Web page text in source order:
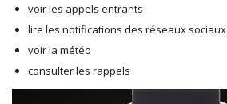
voir les appels entrants
lire les notifications des réseaux sociaux
voir la météo
consulter les rappels